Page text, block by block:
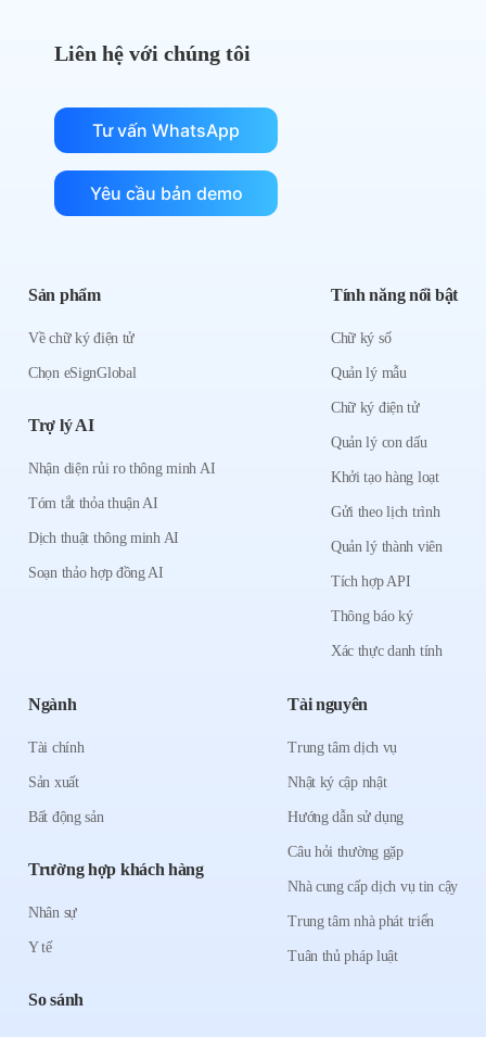
Liên hệ với chúng tôi
Tư vấn WhatsApp
Yêu cầu bản demo
Sản phẩm
Về chữ ký điện tử
Chọn eSignGlobal
Trợ lý AI
Nhận diện rủi ro thông minh AI
Tóm tắt thỏa thuận AI
Dịch thuật thông minh AI
Soạn thảo hợp đồng AI
Tính năng nổi bật
Chữ ký số
Quản lý mẫu
Chữ ký điện tử
Quản lý con dấu
Khởi tạo hàng loạt
Gửi theo lịch trình
Quản lý thành viên
Tích hợp API
Thông báo ký
Xác thực danh tính
Ngành
Tài chính
Sản xuất
Bất động sản
Trường hợp khách hàng
Nhân sự
Y tế
So sánh
Tài nguyên
Trung tâm dịch vụ
Nhật ký cập nhật
Hướng dẫn sử dụng
Câu hỏi thường gặp
Nhà cung cấp dịch vụ tin cậy
Trung tâm nhà phát triển
Tuân thủ pháp luật